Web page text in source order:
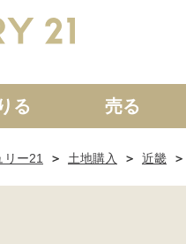
建て 中古一戸建て
る 売る
ー21 土地購入 近畿